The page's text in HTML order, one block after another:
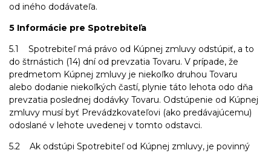
od iného dodávateľa.
5 Informácie pre Spotrebiteľa
5.1 Spotrebiteľ má právo od Kúpnej zmluvy odstúpiť, a to
do štrnástich (14) dní od prevzatia Tovaru. V prípade, že
predmetom Kúpnej zmluvy je niekoľko druhou Tovaru
alebo dodanie niekoľkých častí, plynie táto lehota odo dňa
prevzatia poslednej dodávky Tovaru. Odstúpenie od Kúpnej
zmluvy musí byť Prevádzkovateľovi (ako predávajúcemu)
odoslané v lehote uvedenej v tomto odstavci.
5.2 Ak odstúpi Spotrebiteľ od Kúpnej zmluvy, je povinný